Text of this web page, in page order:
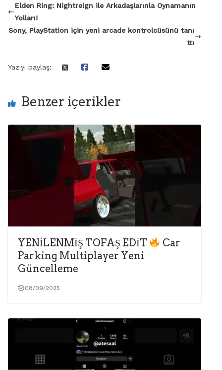
Elden Ring: Nightreign ile Arkadaşlarınla Oynamanın
Yolları!
Sony, PlayStation için yeni arcade kontrolcüsünü tanı
ttı
Yazıyı paylaş:
Benzer içerikler
YENİLENMİŞ TOFAŞ EDİT
Car
Parking Multiplayer Yeni
Güncelleme
08/09/2025